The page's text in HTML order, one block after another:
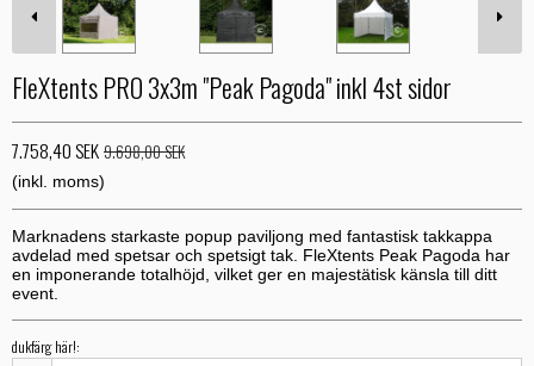
FleXtents PRO 3x3m "Peak Pagoda" inkl 4st sidor
7.758,40 SEK9.698,00 SEK
(inkl. moms)
Marknadens starkaste popup paviljong med fantastisk takkappa
avdelad med spetsar och spetsigt tak. FleXtents Peak Pagoda har
en imponerande totalhöjd, vilket ger en majestätisk känsla till ditt
event.
dukfärg här!: